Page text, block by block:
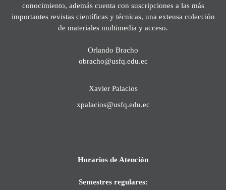
conocimiento, además cuenta con suscripciones a las más
importantes revistas científicas y técnicas, una extensa colección
de materiales multimedia y acceso.
Orlando Bracho
obracho@usfq.edu.ec
Xavier Palacios
xpalacios@usfq.edu.ec
Horarios de Atención
Semestres regulares: